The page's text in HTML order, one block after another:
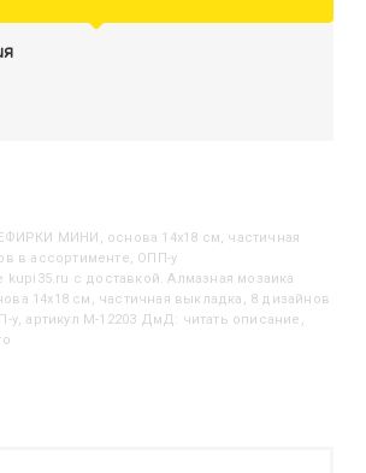
в ассортименте, ОПП-у
kupi35.ru с доставкой. Алмазная мозаика
14х18 см, частичная выкладка, 8 дизайнов
у, артикул M-12203 ДмД: читать описание,